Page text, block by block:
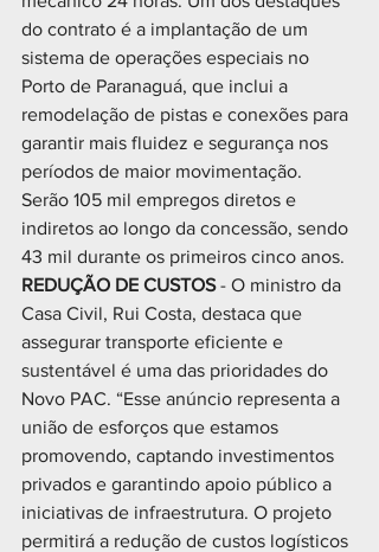
do contrato é a implantação de um
sistema de operações especiais no
Porto de Paranaguá, que inclui a
remodelação de pistas e conexões para
garantir mais fluidez e segurança nos
períodos de maior movimentação.
Serão 105 mil empregos diretos e
indiretos ao longo da concessão, sendo
43 mil durante os primeiros cinco anos.
REDUÇÃO DE CUSTOS - O ministro da
Casa Civil, Rui Costa, destaca que
assegurar transporte eficiente e
sustentável é uma das prioridades do
Novo PAC. “Esse anúncio representa a
união de esforços que estamos
promovendo, captando investimentos
privados e garantindo apoio público a
iniciativas de infraestrutura. O projeto
permitirá a redução de custos logísticos